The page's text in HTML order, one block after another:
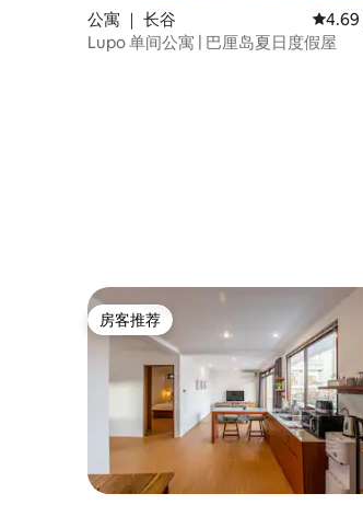
公寓 ｜ 长谷 平均
4.69
Lupo 单间公寓 | 巴厘岛夏日度假屋
房客推荐
房客推荐